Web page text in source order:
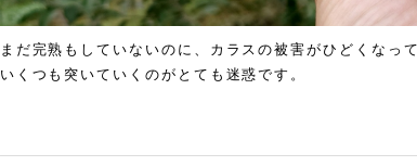
まだ完熟もしていないのに、カラスの被害がひどくなっ
いくつも突いていくのがとても迷惑です。